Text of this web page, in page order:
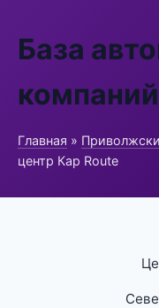
База
компаний
Главная »
центр Кар Route